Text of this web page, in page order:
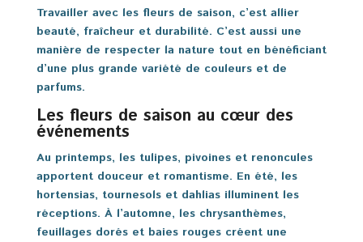
Travailler avec les fleurs de saison, c’est allier
beauté, fraîcheur et durabilité. C’est aussi une
manière de respecter la nature tout en bénéficiant
d’une plus grande variété de couleurs et de
parfums.
Les fleurs de saison au cœur des
événements
Au printemps, les tulipes, pivoines et renoncules
apportent douceur et romantisme. En été, les
hortensias, tournesols et dahlias illuminent les
réceptions. À l’automne, les chrysanthèmes,
feuillages dorés et baies rouges créent une